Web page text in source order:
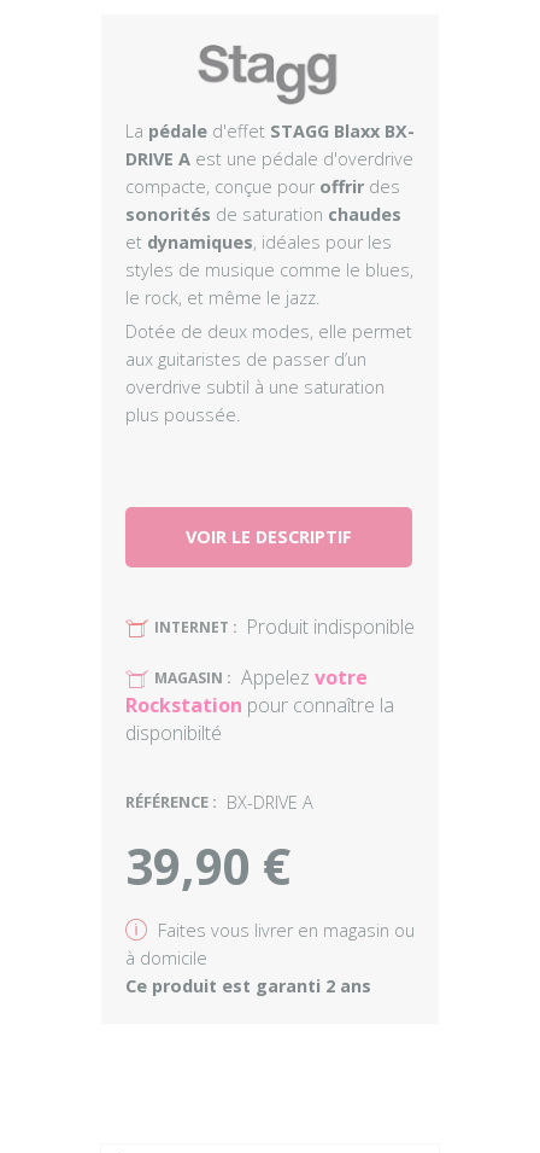
La pédale d'effet STAGG Blaxx BX-
DRIVE A est une pédale d'overdrive
compacte, conçue pour offrir des
sonorités de saturation chaudes
et dynamiques, idéales pour les
styles de musique comme le blues,
le rock, et même le jazz.
Dotée de deux modes, elle permet
aux guitaristes de passer d’un
overdrive subtil à une saturation
plus poussée.
VOIR LE DESCRIPTIF
U INTERNET : Produit indisponible
U MAGASIN : Appelez votre
Rockstation pour connaître la
disponibilté
RÉFÉRENCE : BX-DRIVE A
39,90 €
v Faites vous livrer en magasin ou
à domicile
Ce produit est garanti 2 ans